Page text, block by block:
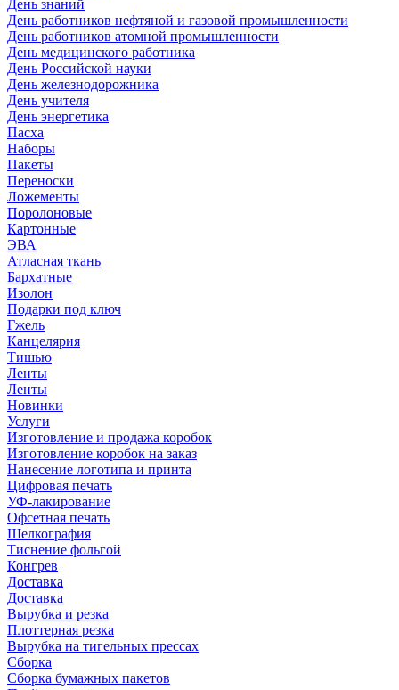
День знаний
День работников нефтяной и газовой промышленности
День работников атомной промышленности
День медицинского работника
День Российской науки
День железнодорожника
День учителя
День энергетика
Пасха
Наборы
Пакеты
Переноски
Ложементы
Поролоновые
Картонные
ЭВА
Атласная ткань
Бархатные
Изолон
Подарки под ключ
Гжель
Канцелярия
Тишью
Ленты
Ленты
Новинки
Услуги
Изготовление и продажа коробок
Изготовление коробок на заказ
Нанесение логотипа и принта
Цифровая печать
УФ-лакирование
Офсетная печать
Шелкография
Тиснение фольгой
Конгрев
Доставка
Доставка
Вырубка и резка
Плоттерная резка
Вырубка на тигельных прессах
Сборка
Сборка бумажных пакетов